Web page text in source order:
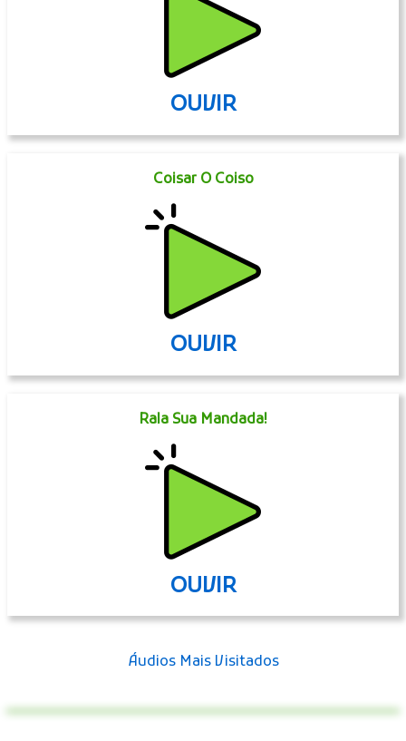
OUVIR
Coisar O Coiso
OUVIR
Rala Sua Mandada!
OUVIR
Áudios Mais Visitados